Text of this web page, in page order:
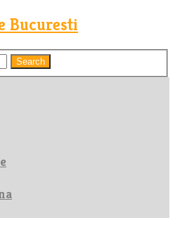
Bucuresti
Search